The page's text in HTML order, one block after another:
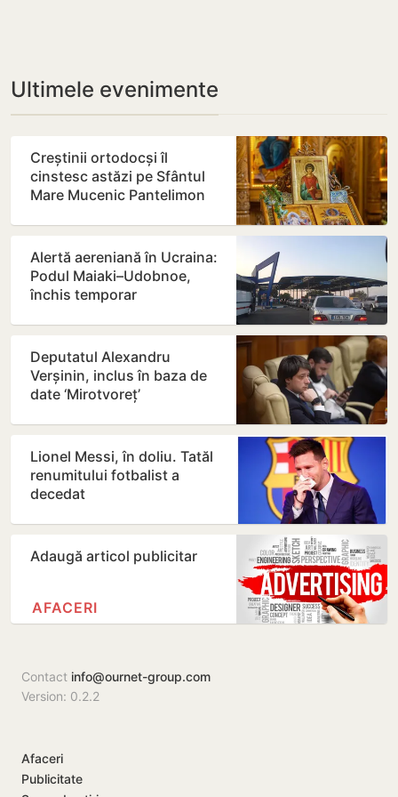
Ultimele evenimente
Creștinii ortodocși îl
cinstesc astăzi pe Sfântul
Mare Mucenic Pantelimon
Alertă aereniană în Ucraina:
Podul Maiaki–Udobnoe,
închis temporar
Deputatul Alexandru
Verșinin, inclus în baza de
date ‘Mirotvoreț’
Lionel Messi, în doliu. Tatăl
renumitului fotbalist a
decedat
Adaugă articol publicitar
AFACERI
Contact info@ournet-group.com
Version: 0.2.2
Afaceri
Publicitate